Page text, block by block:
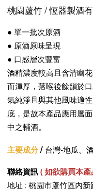
桃園蘆竹 / 恆器製酒
● 單一批次原酒
● 原酒原味呈現
● 口感層次豐富
酒精濃度較高且含清幽
而渾厚，落喉後餘韻於
氣純淨且與其他風味適
底，是故本產品應用層
中之輔酒。
主要成分/ 台灣-地瓜、
聯絡資訊(如欲購買本
地址 : 桃園市蘆竹區內